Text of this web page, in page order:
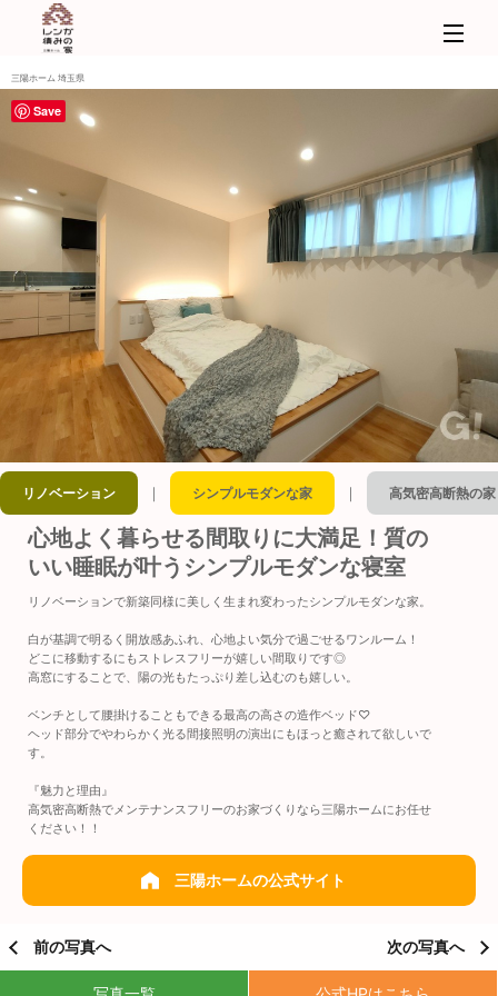
三陽ホーム 埼玉県
リノベーション ｜ シンプルモダンな家 ｜ 高気密高断熱の家
心地よく暮らせる間取りに大満足！質の
いい睡眠が叶うシンプルモダンな寝室
リノベーションで新築同様に美しく生まれ変わったシンプルモダンな家。
白が基調で明るく開放感あふれ、心地よい気分で過ごせるワンルーム！
どこに移動するにもストレスフリーが嬉しい間取りです◎
高窓にすることで、陽の光もたっぷり差し込むのも嬉しい。
ベンチとして腰掛けることもできる最高の高さの造作ベッド♡
ヘッド部分でやわらかく光る間接照明の演出にもほっと癒されて欲しいで
す。
『魅力と理由』
高気密高断熱でメンテナンスフリーのお家づくりなら三陽ホームにお任せ
ください！！
三陽ホームの公式サイト
前の写真へ 次の写真へ
Save